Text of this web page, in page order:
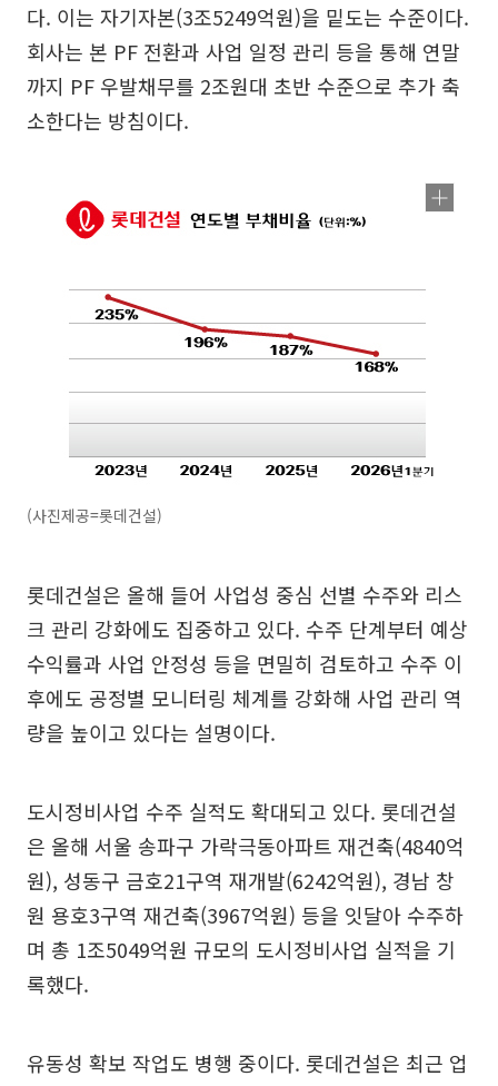
다. 이는 자기자본(3조5249억원)을 밑도는 수준이다.
회사는 본 PF 전환과 사업 일정 관리 등을 통해 연말
까지 PF 우발채무를 2조원대 초반 수준으로 추가 축
소한다는 방침이다.
(사진제공=롯데건설)
롯데건설은 올해 들어 사업성 중심 선별 수주와 리스
크 관리 강화에도 집중하고 있다. 수주 단계부터 예상
수익률과 사업 안정성 등을 면밀히 검토하고 수주 이
후에도 공정별 모니터링 체계를 강화해 사업 관리 역
량을 높이고 있다는 설명이다.
도시정비사업 수주 실적도 확대되고 있다. 롯데건설
은 올해 서울 송파구 가락극동아파트 재건축(4840억
원), 성동구 금호21구역 재개발(6242억원), 경남 창
원 용호3구역 재건축(3967억원) 등을 잇달아 수주하
며 총 1조5049억원 규모의 도시정비사업 실적을 기
록했다.
유동성 확보 작업도 병행 중이다. 롯데건설은 최근 업